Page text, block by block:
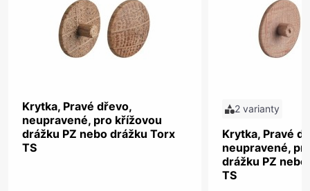
Krytka, Pravé dřevo,
neupravené, pro křížovou
drážku PZ nebo drážku Torx
TS
2 varianty
Krytka, Pravé
neupravené,
drážku PZ
TS